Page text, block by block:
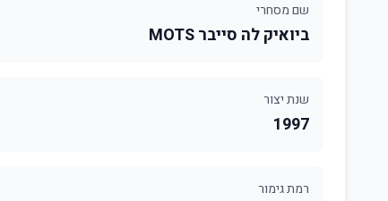
שם מסחרי
ביואיק לה סייבר MOTS
שנת יצור
1997
רמת גימור